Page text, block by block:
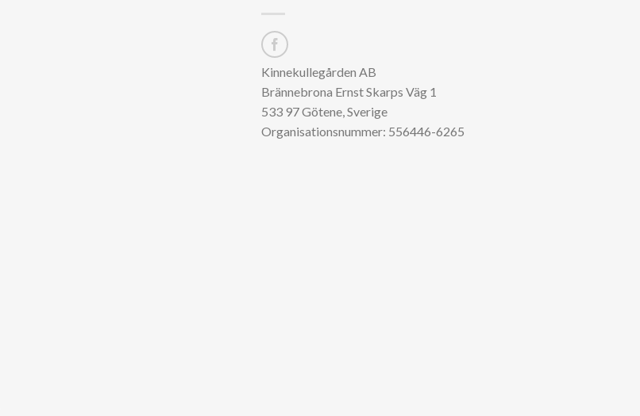
Kinnekullegården AB
Brännebrona Ernst Skarps Väg 1
533 97 Götene, Sverige
Organisationsnummer: 556446-6265